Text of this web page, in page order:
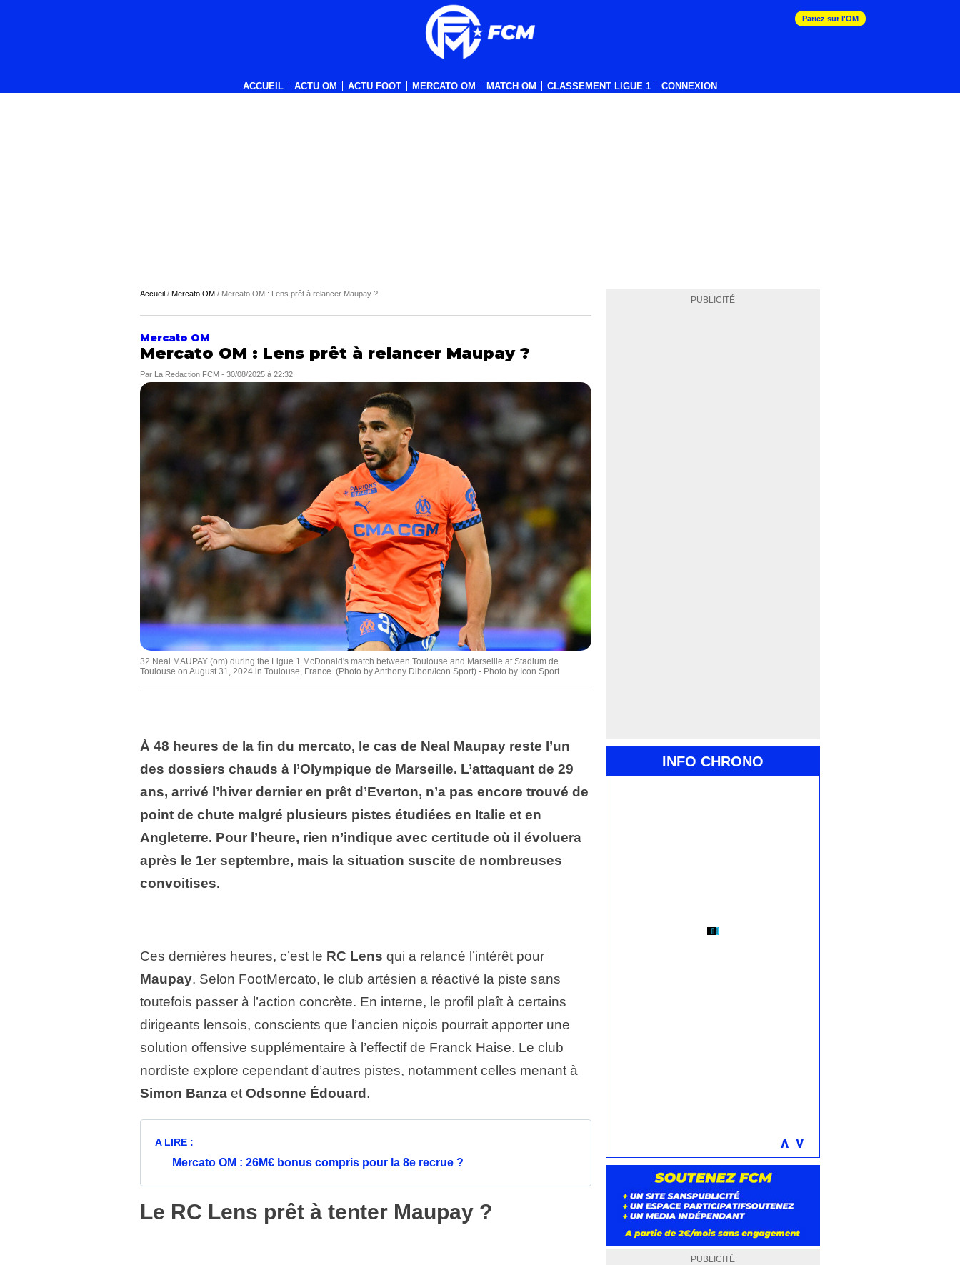
ACCUEIL ACTU OM ACTU FOOT MERCATO OM MATCH OM CLASSEMENT LIGUE 1 CONNEXION
Pariez sur l'OM
PUBLICITÉ
INFO CHRONO
∧ ∨
PUBLICITÉ
Accueil / Mercato OM / Mercato OM : Lens prêt à relancer Maupay ?
Mercato OM
Mercato OM : Lens prêt à relancer Maupay ?
Par La Redaction FCM - 30/08/2025 à 22:32
32 Neal MAUPAY (om) during the Ligue 1 McDonald's match between Toulouse and Marseille at Stadium de
Toulouse on August 31, 2024 in Toulouse, France. (Photo by Anthony Dibon/Icon Sport) - Photo by Icon Sport
À 48 heures de la fin du mercato, le cas de Neal Maupay reste l’un
des dossiers chauds à l’Olympique de Marseille. L’attaquant de 29
ans, arrivé l’hiver dernier en prêt d’Everton, n’a pas encore trouvé de
point de chute malgré plusieurs pistes étudiées en Italie et en
Angleterre. Pour l’heure, rien n’indique avec certitude où il évoluera
après le 1er septembre, mais la situation suscite de nombreuses
convoitises.
Ces dernières heures, c’est le RC Lens qui a relancé l’intérêt pour
Maupay. Selon FootMercato, le club artésien a réactivé la piste sans
toutefois passer à l’action concrète. En interne, le profil plaît à certains
dirigeants lensois, conscients que l’ancien niçois pourrait apporter une
solution offensive supplémentaire à l’effectif de Franck Haise. Le club
nordiste explore cependant d’autres pistes, notamment celles menant à
Simon Banza et Odsonne Édouard.
A LIRE :
Mercato OM : 26M€ bonus compris pour la 8e recrue ?
Le RC Lens prêt à tenter Maupay ?